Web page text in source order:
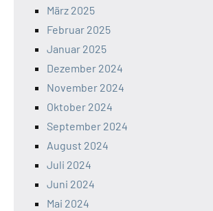
März 2025
Februar 2025
Januar 2025
Dezember 2024
November 2024
Oktober 2024
September 2024
August 2024
Juli 2024
Juni 2024
Mai 2024